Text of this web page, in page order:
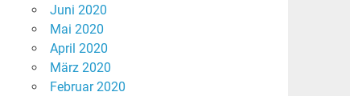
Juni 2020
Mai 2020
April 2020
März 2020
Februar 2020